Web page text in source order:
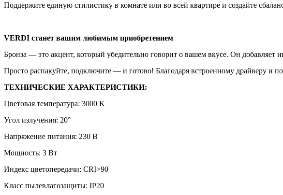
Поддержите единую стилистику в комнате или во всей квартире и создайте
VERDI станет вашим любимым приобретением
Бронза — это акцент, который убедительно говорит о вашем вкусе. Он добавляет
Просто распакуйте, подключите — и готово! Благодаря встроенному драйверу и
ТЕХНИЧЕСКИЕ ХАРАКТЕРИСТИКИ:
Цветовая температура: 3000 K
Угол излучения: 20°
Напряжение питания: 230 В
Мощность: 3 Вт
Индекс цветопередачи: CRI>90
Класс пылевлагозащиты: IP20